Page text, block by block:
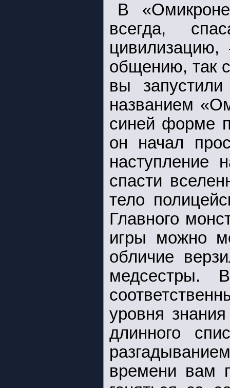
В
всегда,
цивилизацию,
общению, так
вы
названием
синей форме
он начал
наступление
спасти
тело
Главного
игры можно
обличие
медсестры.
уровня
длинного
времени вам